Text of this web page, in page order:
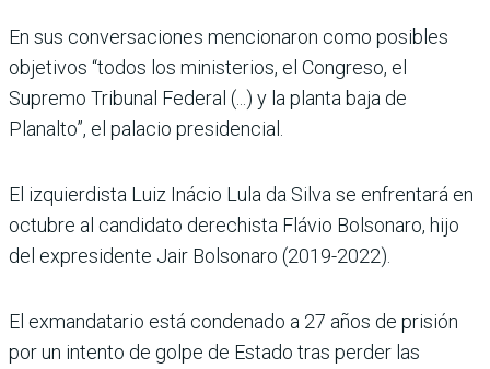
En sus conversaciones mencionaron como posibles
objetivos “todos los ministerios, el Congreso, el
Supremo Tribunal Federal (...) y la planta baja de
Planalto”, el palacio presidencial.
El izquierdista Luiz Inácio Lula da Silva se enfrentará en
octubre al candidato derechista Flávio Bolsonaro, hijo
del expresidente Jair Bolsonaro (2019-2022).
El exmandatario está condenado a 27 años de prisión
por un intento de golpe de Estado tras perder las